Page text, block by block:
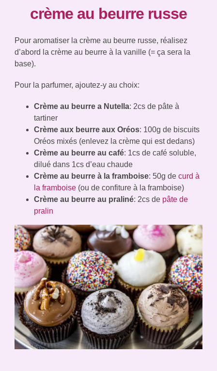
crème au beurre russe
Pour aromatiser la crème au beurre russe, réalisez
d’abord la crème au beurre à la vanille (= ça sera la
base).
Pour la parfumer, ajoutez-y au choix:
Crème au beurre a Nutella: 2cs de pâte à
tartiner
Crème aux beurre aux Oréos: 100g de biscuits
Oréos mixés (enlevez la crème qui est dedans)
Crème au beurre au café: 1cs de café soluble,
dilué dans 1cs d’eau chaude
Crème au beurre à la framboise: 50g de curd à
la framboise (ou de confiture à la framboise)
Crème au beurre au praliné: 2cs de pâte de
pralin